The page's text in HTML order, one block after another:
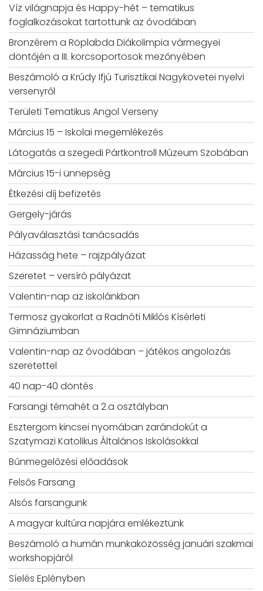
Víz világnapja és Happy-hét – tematikus
foglalkozásokat tartottunk az óvodában
Bronzérem a Röplabda Diákolimpia vármegyei
döntőjén a III. korcsoportosok mezőnyében
Beszámoló a Krúdy Ifjú Turisztikai Nagykövetei nyelvi
versenyről
Területi Tematikus Angol Verseny
Március 15 – Iskolai megemlékezés
Látogatás a szegedi Pártkontroll Múzeum Szobában
Március 15-i ünnepség
Étkezési díj befizetés
Gergely-járás
Pályaválasztási tanácsadás
Házasság hete – rajzpályázat
Szeretet – versíró pályázat
Valentin-nap az iskolánkban
Termosz gyakorlat a Radnóti Miklós Kísérleti
Gimnáziumban
Valentin-nap az óvodában – játékos angolozás
szeretettel
40 nap-40 döntés
Farsangi témahét a 2.a osztályban
Esztergom kincsei nyomában zarándokút a
Szatymazi Katolikus Általános Iskolásokkal
Bűnmegelőzési előadások
Felsős Farsang
Alsós farsangunk
A magyar kultúra napjára emlékeztünk
Beszámoló a humán munkaközösség januári szakmai
workshopjáról
Síelés Eplényben